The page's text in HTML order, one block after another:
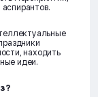
находить
идеи.